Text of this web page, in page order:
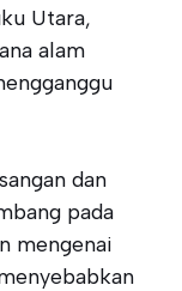
Utara,
alam
dan
pada
mengenai